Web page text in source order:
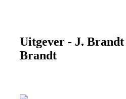
Uitgever - J. Brandt
Brandt